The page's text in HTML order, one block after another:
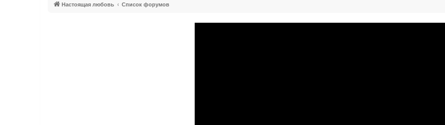
Настоящая любовь Список форумов